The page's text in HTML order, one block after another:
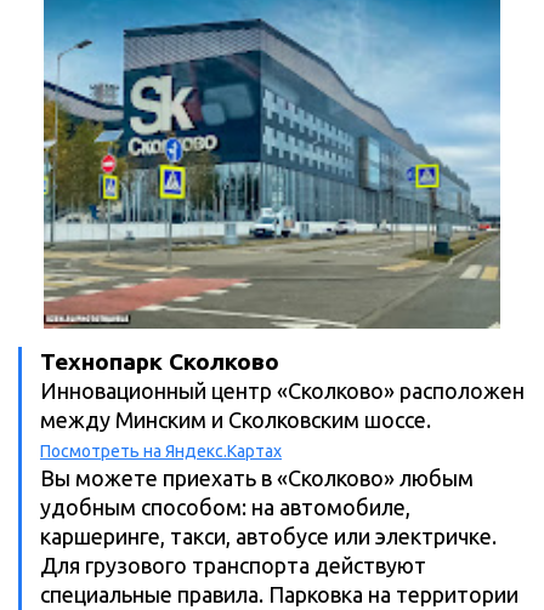
Технопарк Сколково
Инновационный центр «Сколково» расположен
между Минским и Сколковским шоссе.
Посмотреть на Яндекс.Картах
Вы можете приехать в «Сколково» любым
удобным способом: на автомобиле,
каршеринге, такси, автобусе или электричке.
Для грузового транспорта действуют
специальные правила. Парковка на территории